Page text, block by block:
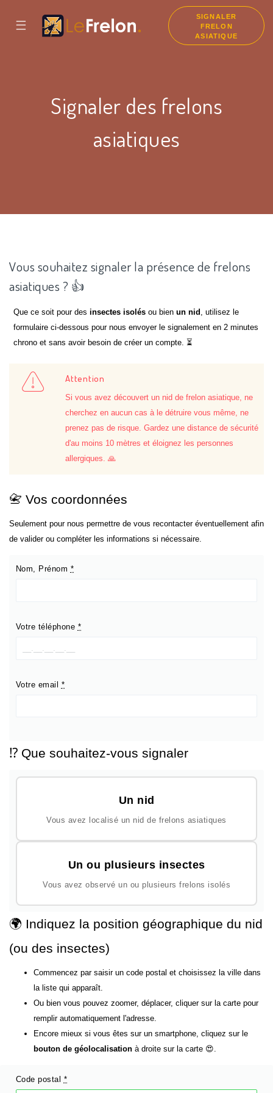
☰
SIGNALER
FRELON
ASIATIQUE
Signaler des frelons
asiatiques
Vous souhaitez signaler la présence de frelons
asiatiques ? 👍
Que ce soit pour desinsectes isolés ou bienun nid , utilisez le
formulaire ci-dessous pour nous envoyer le signalement en 2 minutes
chrono et sans avoir besoin de créer un compte. ⏳
Attention
Si vous avez découvert un nid de frelon asiatique, ne
cherchez en aucun cas à le détruire vous même, ne
prenez pas de risque. Gardez une distance de sécurité
d'au moins 10 mètres et éloignez les personnes
allergiques. 🙏
📇 Vos coordonnées
Seulement pour nous permettre de vous recontacter éventuellement afin
de valider ou compléter les informations si nécessaire.
Nom, Prénom *
Votre téléphone *
Votre email *
⁉️ Que souhaitez-vous signaler
Un nid
Vous avez localisé un nid de frelons asiatiques
Un ou plusieurs insectes
Vous avez observé un ou plusieurs frelons isolés
🌍 Indiquez la position géographique du nid
(ou des insectes)
Commencez par saisir un code postal et choisissez la ville dans
la liste qui apparaît.
Ou bien vous pouvez zoomer, déplacer, cliquer sur la carte pour
remplir automatiquement l'adresse.
Encore mieux si vous êtes sur un smartphone, cliquez sur le
bouton de géolocalisation à droite sur la carte 😍.
Code postal *